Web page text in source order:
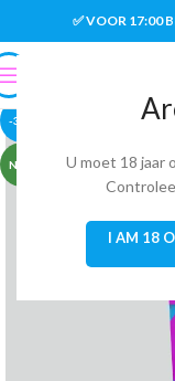
U moet 18 jaar
I AM 18
✅ VOOR 17:00
-38%
NEW